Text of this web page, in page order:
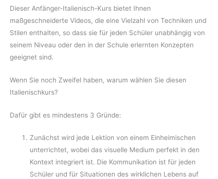
Dieser Anfänger-Italienisch-Kurs bietet Ihnen
maßgeschneiderte Videos, die eine Vielzahl von Techniken und
Stilen enthalten, so dass sie für jeden Schüler unabhängig von
seinem Niveau oder den in der Schule erlernten Konzepten
geeignet sind.
Wenn Sie noch Zweifel haben, warum wählen Sie diesen
Italienischkurs?
Dafür gibt es mindestens 3 Gründe:
Zunächst wird jede Lektion von einem Einheimischen
unterrichtet, wobei das visuelle Medium perfekt in den
Kontext integriert ist. Die Kommunikation ist für jeden
Schüler und für Situationen des wirklichen Lebens auf